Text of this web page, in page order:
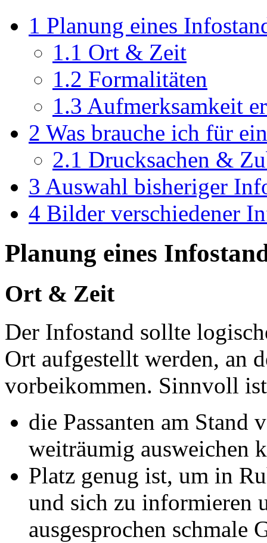
1 Planung eines
1.1 Ort & Zeit
1.2 Formalitäten
1.3 Aufmerksamkeit
2 Was brauche ich für
2.1 Drucksachen &
3 Auswahl bisheriger
4 Bilder verschiedener
Planung eines
Ort & Zeit
Der Infostand sollte
Ort aufgestellt werden, an
vorbeikommen. Sinnvoll
die Passanten am Stand
weiträumig ausweichen
Platz genug ist, um in
und sich zu informieren
ausgesprochen schmale